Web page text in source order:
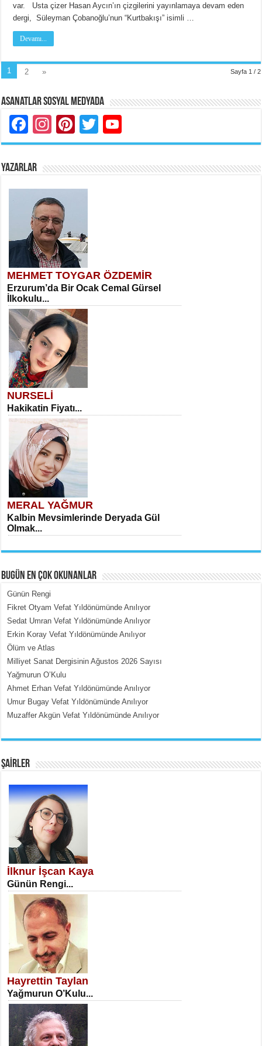
var. Usta çizer Hasan Aycın’ın çizgilerini yayınlamaya devam eden
dergi, Süleyman Çobanoğlu’nun “Kurtbakışı” isimli …
Devamı...
Sayfa 1 / 2
1 2 »
Asanatlar Sosyal Medyada
Facebook
Instagram
Pinterest
Twitter
YAZARLAR
MEHMET TOYGAR ÖZDEMİR
Erzurum’da Bir Ocak Cemal Gürsel
İlkokulu...
NURSELİ
Hakikatin Fiyatı...
MERAL YAĞMUR
Kalbin Mevsimlerinde Deryada Gül
Olmak...
MEHMET ÇOBAN
İçerdeki Put Dışardaki Maskeler...
SATILMIŞ ÜMİT ÇETİNKAYA
Erkenlik...
NECLA DİLEK ARSLAN
Öğretmenler Günü Mahkemesi...
BUGÜN EN ÇOK OKUNANLAR
Günün Rengi
Fikret Otyam Vefat Yıldönümünde Anılıyor
Sedat Umran Vefat Yıldönümünde Anılıyor
Erkin Koray Vefat Yıldönümünde Anılıyor
Ölüm ve Atlas
Milliyet Sanat Dergisinin Ağustos 2026 Sayısı
Yağmurun O’Kulu
Ahmet Erhan Vefat Yıldönümünde Anılıyor
Umur Bugay Vefat Yıldönümünde Anılıyor
Muzaffer Akgün Vefat Yıldönümünde Anılıyor
ŞAİRLER
İlknur İşcan Kaya
Günün Rengi...
Hayrettin Taylan
Yağmurun O’Kulu...